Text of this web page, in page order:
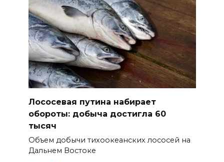
Лососевая путина набирает
обороты: добыча достигла 60
тысяч
Объем добычи тихоокеанских лососей на
Дальнем Востоке